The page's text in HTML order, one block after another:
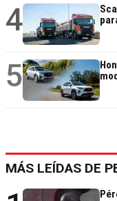
4
5
MÁS LEÍDAS DE